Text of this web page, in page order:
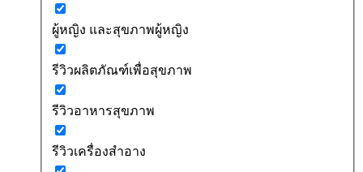
ผู้หญิง และสุขภาพผู้หญิง
รีวิวผลิตภัณฑ์เพื่อสุขภาพ
รีวิวอาหารสุขภาพ
รีวิวเครื่องสำอาง